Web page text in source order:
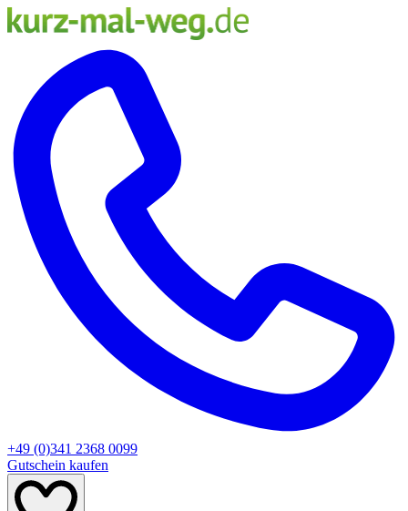
+49 (0)341 2368 0099
Gutschein kaufen